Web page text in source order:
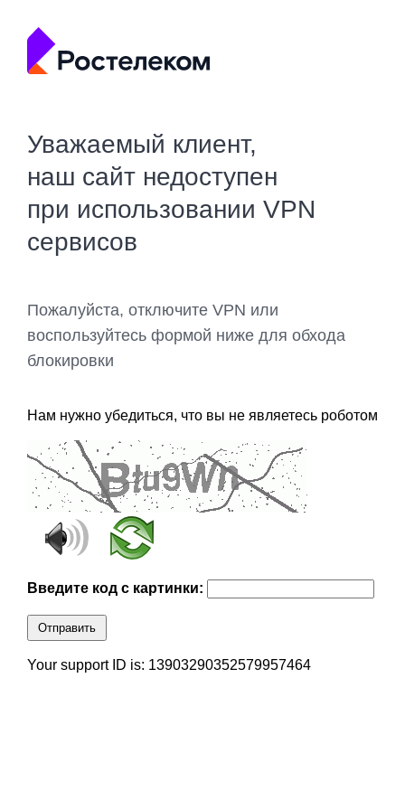
Уважаемый клиент,
наш сайт недоступен
при использовании VPN
сервисов
Пожалуйста, отключите VPN или
воспользуйтесь формой ниже для обхода
блокировки
Нам нужно убедиться, что вы не являетесь роботом
Введите код с картинки:
Отправить
Your support ID is: 13903290352579957464